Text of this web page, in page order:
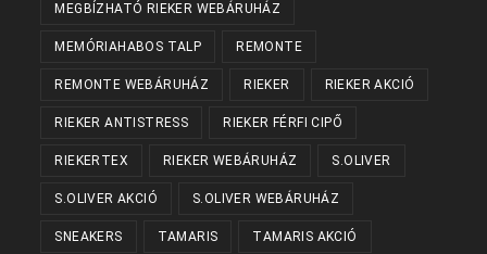
MEGBÍZHATÓ RIEKER WEBÁRUHÁZ
MEMÓRIAHABOS TALP REMONTE
REMONTE WEBÁRUHÁZ RIEKER RIEKER AKCIÓ
RIEKER ANTISTRESS RIEKER FÉRFI CIPŐ
RIEKERTEX RIEKER WEBÁRUHÁZ S.OLIVER
S.OLIVER AKCIÓ S.OLIVER WEBÁRUHÁZ
SNEAKERS TAMARIS TAMARIS AKCIÓ